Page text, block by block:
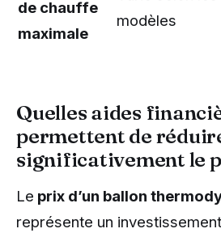
de chauffe
maximale
modèles
Quelles aides
permettent de
significativement le
Le prix d’un ballon
représente un